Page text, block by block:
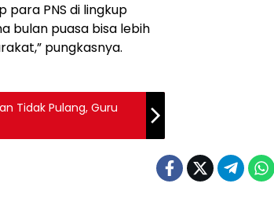
PNS di lingkup
bulan puasa bisa lebih
pungkasnya.
Tidak Pulang, Guru